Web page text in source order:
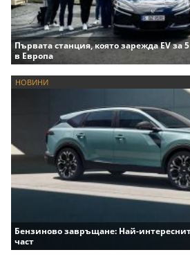
Първата станция, която зарежда EV
в Европа
НОВИНИ
Бензиново завръщане: Най-
част